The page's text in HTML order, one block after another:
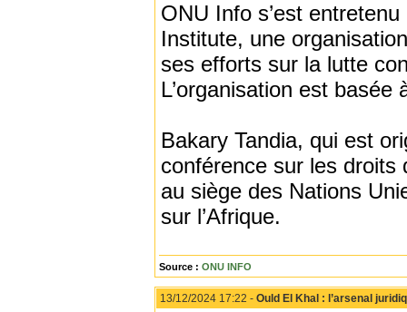
ONU Info s’est
Institute, une
ses efforts sur la lutte
L’organisation est
Bakary Tandia, qui est
conférence sur les droits
au siège des Nations
sur l’Afrique.
Source : ONU INFO
13/12/2024 17:22 - Ould El Khal : l’arsenal